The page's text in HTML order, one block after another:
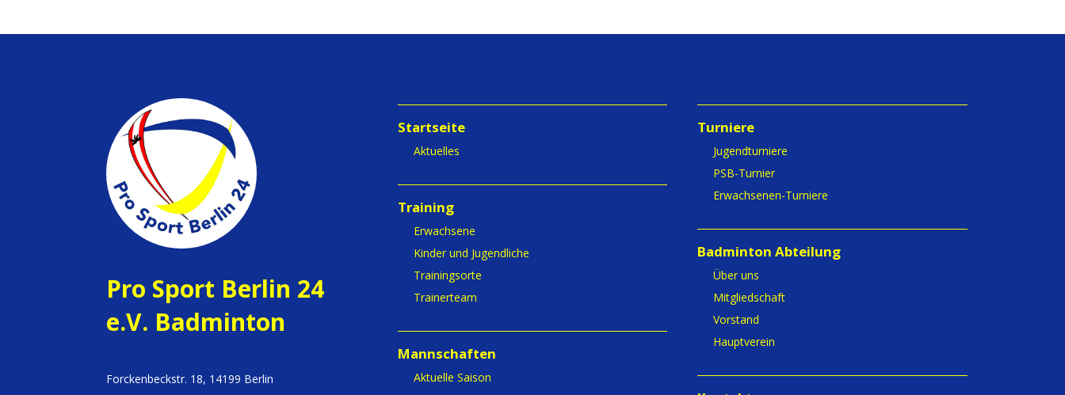
Pro Sport Berlin 24
e.V. Badminton
Forckenbeckstr. 18, 14199 Berlin
Startseite
Aktuelles
Training
Erwachsene
Kinder und Jugendliche
Trainingsorte
Trainerteam
Mannschaften
Aktuelle Saison
Turniere
Jugendturniere
PSB-Turnier
Erwachsenen-Turniere
Badminton Abteilung
Über uns
Mitgliedschaft
Vorstand
Hauptverein